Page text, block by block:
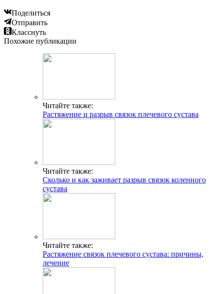
Поделиться
Отправить
Класснуть
Похожие публикации
Читайте также:
Растяжение и разрыв связок плечевого сустава
Читайте также:
Сколько и как заживает разрыв связок коленного
сустава
Читайте также:
Растяжение связок плечевого сустава: причины,
лечение